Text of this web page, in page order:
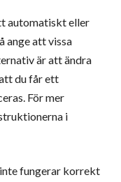
automatiskt eller
ange att vissa
är att ändra
du får ett
För mer
i
fungerar korrekt